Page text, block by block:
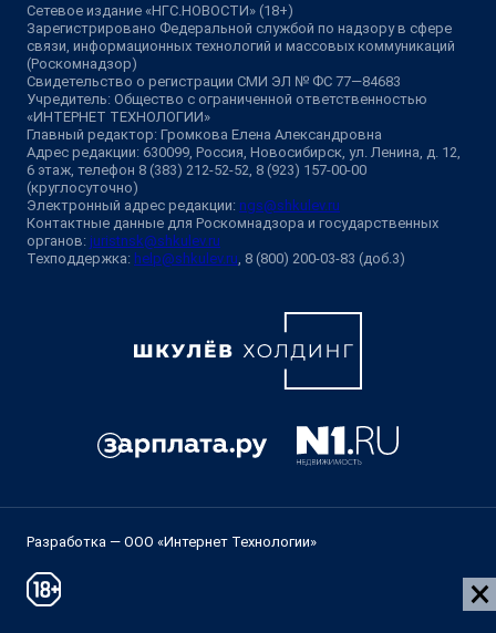
Сетевое издание «НГС.НОВОСТИ» (18+)
Зарегистрировано Федеральной службой по надзору в сфере
связи, информационных технологий и массовых коммуникаций
(Роскомнадзор)
Свидетельство о регистрации СМИ ЭЛ № ФС 77—84683
Учредитель: Общество с ограниченной ответственностью
«ИНТЕРНЕТ ТЕХНОЛОГИИ»
Главный редактор: Громкова Елена Александровна
Адрес редакции: 630099, Россия, Новосибирск, ул. Ленина, д. 12,
6 этаж, телефон 8 (383) 212-52-52, 8 (923) 157-00-00
(круглосуточно)
Электронный адрес редакции: ngs@shkulev.ru
Контактные данные для Роскомнадзора и государственных
органов: juristnsk@shkulev.ru
Техподдержка: help@shkulev.ru , 8 (800) 200-03-83 (доб.3)
Разработка — ООО «Интернет Технологии»